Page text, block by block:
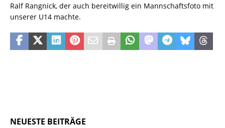
Ralf Rangnick, der auch bereitwillig ein Mannschaftsfoto mit
unserer U14 machte.
NEUESTE BEITRÄGE